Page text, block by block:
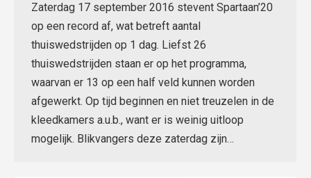
Zaterdag 17 september 2016 stevent Spartaan’20
op een record af, wat betreft aantal
thuiswedstrijden op 1 dag. Liefst 26
thuiswedstrijden staan er op het programma,
waarvan er 13 op een half veld kunnen worden
afgewerkt. Op tijd beginnen en niet treuzelen in de
kleedkamers a.u.b., want er is weinig uitloop
mogelijk. Blikvangers deze zaterdag zijn…